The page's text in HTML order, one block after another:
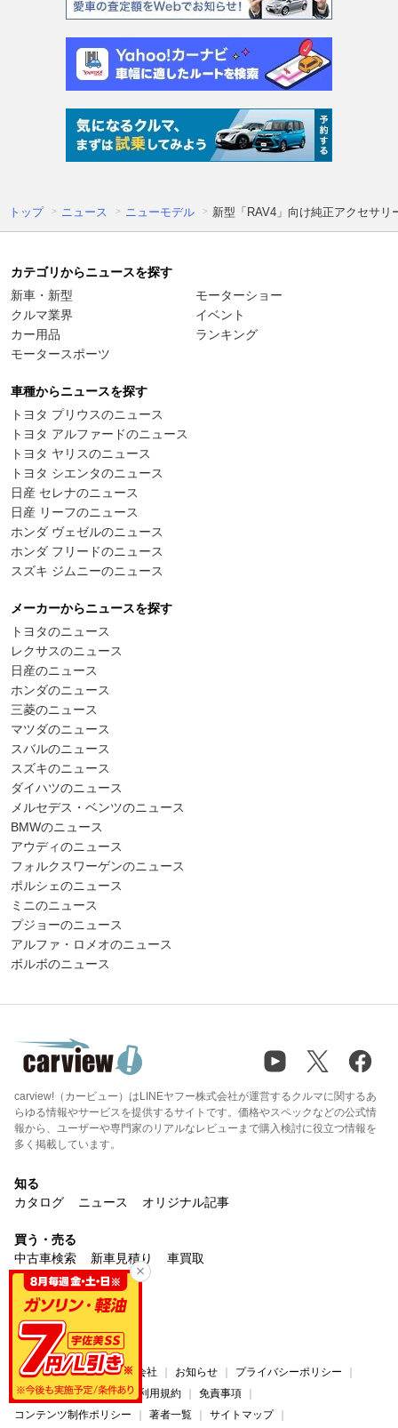
トップ ニュース ニューモデル 新型「RAV4」向け純正アクセサ
カテゴリからニュースを探す
新車・新型
クルマ業界
カー用品
モータースポーツ
モーターショー
イベント
ランキング
車種からニュースを探す
トヨタ プリウスのニュース
トヨタ アルファードのニュース
トヨタ ヤリスのニュース
トヨタ シエンタのニュース
日産 セレナのニュース
日産 リーフのニュース
ホンダ ヴェゼルのニュース
ホンダ フリードのニュース
スズキ ジムニーのニュース
メーカーからニュースを探す
トヨタのニュース
レクサスのニュース
日産のニュース
ホンダのニュース
三菱のニュース
マツダのニュース
スバルのニュース
スズキのニュース
ダイハツのニュース
メルセデス・ベンツのニュース
BMWのニュース
アウディのニュース
フォルクスワーゲンのニュース
ポルシェのニュース
ミニのニュース
プジョーのニュース
アルファ・ロメオのニュース
ボルボのニュース
carview!（カービュー）はLINEヤフー株式会社が運営するクルマに関するあ
らゆる情報やサービスを提供するサイトです。価格やスペックなどの公式情
報から、ユーザーや専門家のリアルなレビューまで購入検討に役立つ情報を
多く掲載しています。
知る
カタログ
ニュース オリジナル記事
買う・売る
中古車検索
新車見積り 車買取
楽しむ
マイカー
みんカラ
サービス
carview!について 運営会社 お知らせ
プライバシーポリシー
プライバシーセンター
利用規約
免責事項
コンテンツ制作ポリシー
著者一覧 サイトマップ